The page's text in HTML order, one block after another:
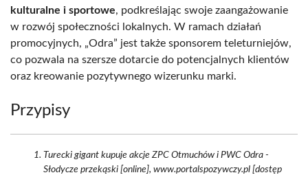
kulturalne i sportowe, podkreślając swoje zaangażowanie
w rozwój społeczności lokalnych. W ramach działań
promocyjnych, „Odra” jest także sponsorem teleturniejów,
co pozwala na szersze dotarcie do potencjalnych klientów
oraz kreowanie pozytywnego wizerunku marki.
Przypisy
Turecki gigant kupuje akcje ZPC Otmuchów i PWC Odra -
Słodycze przekąski [online], www.portalspozywczy.pl [dostęp